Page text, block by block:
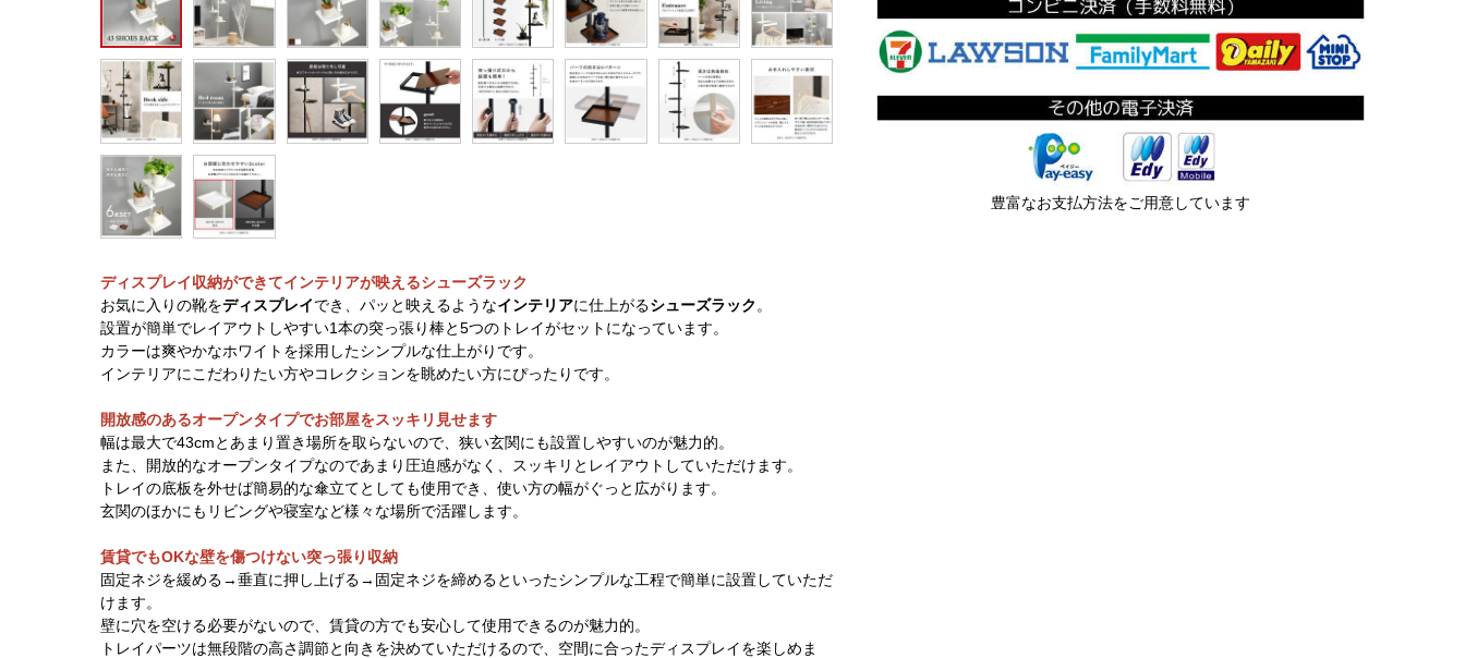
ディスプレイ収納ができてインテリアが映えるシューズラック
お気に入りの靴をディスプレイでき、パッと映えるようなインテリアに仕上がるシューズラック 。
設置が簡単でレイアウトしやすい1本の突っ張り棒と5つのトレイがセットになっています。
カラーは爽やかなホワイトを採用したシンプルな仕上がりです。
インテリアにこだわりたい方やコレクションを眺めたい方にぴったりです。
開放感のあるオープンタイプでお部屋をスッキリ見せます
幅は最大で43cmとあまり置き場所を取らないので、狭い玄関にも設置しやすいのが魅力的。
また、開放的なオープンタイプなのであまり圧迫感がなく、スッキリとレイアウトしていただけます。
トレイの底板を外せば簡易的な傘立てとしても使用でき、使い方の幅がぐっと広がります。
玄関のほかにもリビングや寝室など様々な場所で活躍します。
賃貸でもOKな壁を傷つけない突っ張り収納
固定ネジを緩める→垂直に押し上げる→固定ネジを締めるといったシンプルな工程で簡単に設置していただ
けます。
壁に穴を空ける必要がないので、賃貸の方でも安心して使用できるのが魅力的。
トレイパーツは無段階の高さ調節と向きを決めていただけるので、空間に合ったディスプレイを楽しめま
豊富なお支払方法をご用意しています